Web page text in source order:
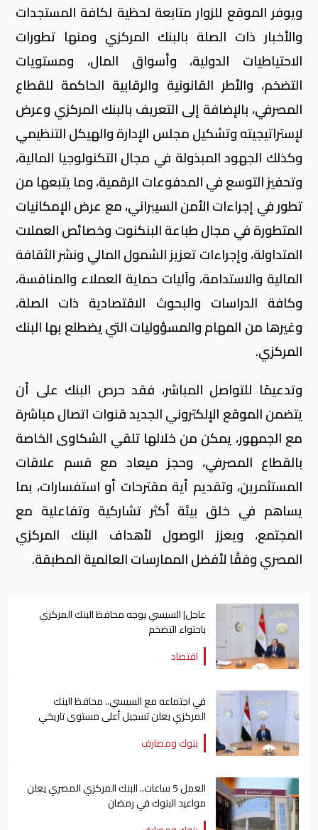
ويوفر الموقع للزوار متابعة لحظية لكافة المستجدات
والأخبار ذات الصلة بالبنك المركزي ومنها تطورات
الاحتياطيات الدولية، وأسواق المال، ومستويات
التضخم، والأطر القانونية والرقابية الحاكمة للقطاع
المصرفي، بالإضافة إلى التعريف بالبنك المركزي وعرض
لإستراتيجيته وتشكيل مجلس الإدارة والهيكل التنظيمي
وكذلك الجهود المبذولة في مجال التكنولوجيا المالية،
وتحفيز التوسع في المدفوعات الرقمية، وما يتبعها من
تطور في إجراءات الأمن السيبراني، مع عرض الإمكانيات
المتطورة في مجال طباعة البنكنوت وخصائص العملات
المتداولة، وإجراءات تعزيز الشمول المالي ونشر الثقافة
المالية والاستدامة، وآليات حماية العملاء والمنافسة،
وكافة الدراسات والبحوث الاقتصادية ذات الصلة،
وغيرها من المهام والمسؤوليات التي يضطلع بها البنك
المركزي.
وتدعيمًا للتواصل المباشر، فقد حرص البنك على أن
يتضمن الموقع الإلكتروني الجديد قنوات اتصال مباشرة
مع الجمهور، يمكن من خلالها تلقي الشكاوى الخاصة
بالقطاع المصرفي، وحجز ميعاد مع قسم علاقات
المستثمرين، وتقديم أية مقترحات أو استفسارات، بما
يساهم في خلق بيئة أكثر تشاركية وتفاعلية مع
المجتمع، ويعزز الوصول لأهداف البنك المركزي
المصري وفقًا لأفضل الممارسات العالمية المطبقة.
عاجل| السيسي يوجه محافظ البنك المركزي
باحتواء التضخم
اقتصاد
في اجتماعه مع السيسي.. محافظ البنك
المركزي يعلن تسجيل أعلى مستوى تاريخي
للاحتياطي الدولي
بنوك ومصارف
العمل 5 ساعات.. البنك المركزي المصري يعلن
مواعيد البنوك في رمضان